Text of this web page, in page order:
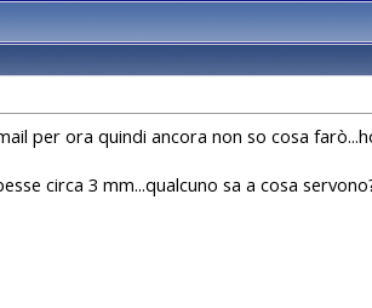
per ora quindi ancora non so cosa
circa 3 mm...qualcuno sa a cosa